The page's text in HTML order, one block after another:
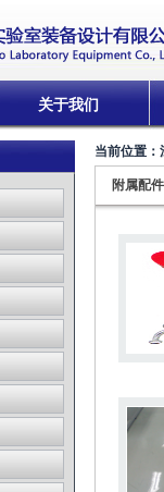
关于我们
当前位置：
附属配件